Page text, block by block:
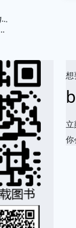
你